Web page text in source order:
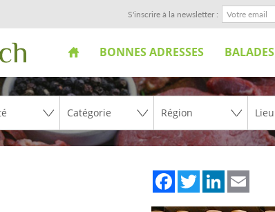
S'inscrire à la newsletter :
BONNES ADRESSES BALADES
FacebookTwitterLinkedIn